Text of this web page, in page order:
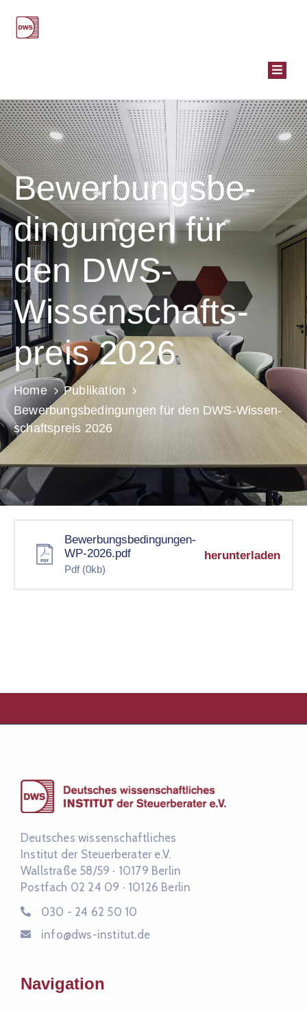
ACH­
TEN
ARBEITSKREISE
PUBLIKATIONEN
WISSENSCHAFTSPREIS
VERANSTALTUNGEN
ÜBER
UNS
Bewerbungs­be­
dingungen für
den DWS-
Wissen­schafts­
preis 2026
Home
Publikation
Bewerbungs­be­dingungen für den DWS-Wissen­
schafts­preis 2026
Bewerbungsbedingungen-
WP-2026.pdf
Pdf (0kb)
herunterladen
Deutsches wissenschaftliches
Institut der Steuerberater e.V.
Wallstraße 58/59 · 10179 Berlin
Postfach 02 24 09 · 10126 Berlin
030 - 24 62 50 10
info@dws-institut.de
Navigation